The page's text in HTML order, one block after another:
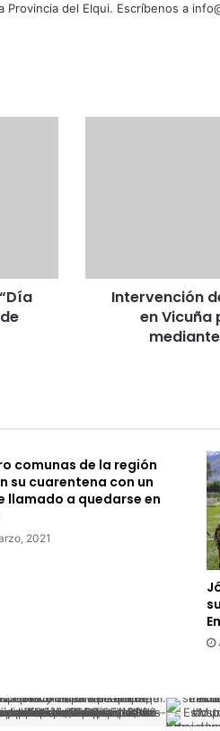
Provincia del Elqui. Escríbenos a
Vicuña
Intervención
en Vicuña
comunas de la región
su cuarentena con un
llamado a quedarse en
2021